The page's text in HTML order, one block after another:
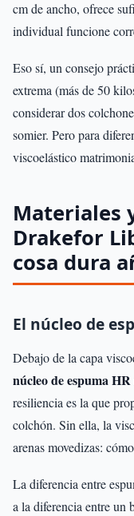
cm de ancho, ofrece
individual funcione
Eso sí, un consejo
extrema (más de 50
considerar dos
somier. Pero para
viscoelástico
Materiales
Drakefor
cosa dura
El núcleo de
Debajo de la capa
núcleo de espuma
resiliencia es la que
colchón. Sin ella, la
arenas movedizas:
La diferencia entre
a la diferencia entre un